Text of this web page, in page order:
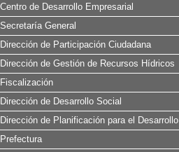
Centro de Desarrollo Empresarial
Secretaría General
Dirección de Participación Ciudadana
Dirección de Gestión de Recursos Hídricos
Fiscalización
Dirección de Desarrollo Social
Dirección de Planificación para el Desarrollo
Prefectura